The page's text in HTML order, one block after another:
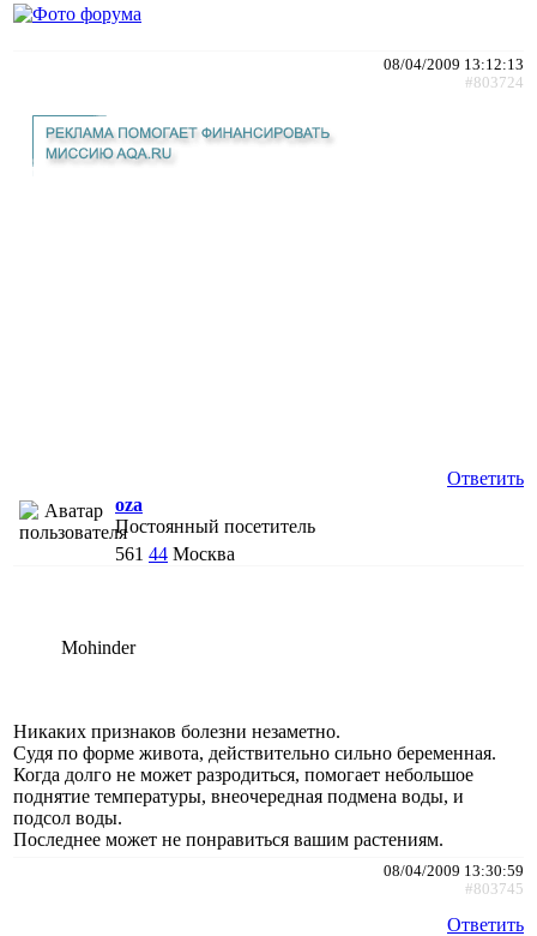
08/04/2009 13:12:13
#803724
Ответить
oza
Постоянный посетитель
561 44 Москва
Mohinder
Никаких признаков болезни незаметно.
Судя по форме живота, действительно сильно беременная.
Когда долго не может разродиться, помогает небольшое
поднятие температуры, внеочередная подмена воды, и
подсол воды.
Последнее может не понравиться вашим растениям.
08/04/2009 13:30:59
#803745
Ответить